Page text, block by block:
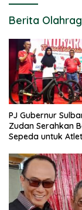
Berita
PJ Gubernur
Zudan Serahkan
Sepeda untuk